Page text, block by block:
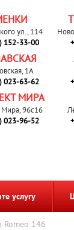
ул., 114
152-33-00
1А
023-63-62
МИРА
Мира, 96с16
023-96-52
услугу
Romeo 146